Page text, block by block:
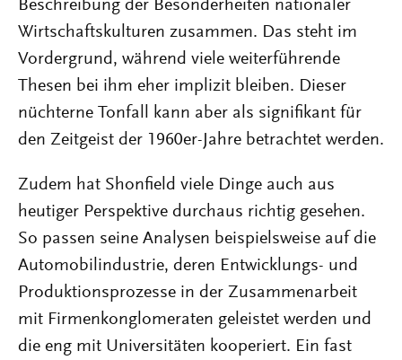
Beschreibung der Besonderheiten nationaler
Wirtschaftskulturen zusammen. Das steht im
Vordergrund, während viele weiterführende
Thesen bei ihm eher implizit bleiben. Dieser
nüchterne Tonfall kann aber als signifikant für
den Zeitgeist der 1960er-Jahre betrachtet werden.
Zudem hat Shonfield viele Dinge auch aus
heutiger Perspektive durchaus richtig gesehen.
So passen seine Analysen beispielsweise auf die
Automobilindustrie, deren Entwicklungs- und
Produktionsprozesse in der Zusammenarbeit
mit Firmenkonglomeraten geleistet werden und
die eng mit Universitäten kooperiert. Ein fast